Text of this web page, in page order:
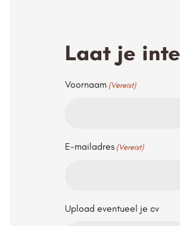
Laat je
Voornaam (Vereist)
E-mailadres (Vereist)
Upload eventueel je cv